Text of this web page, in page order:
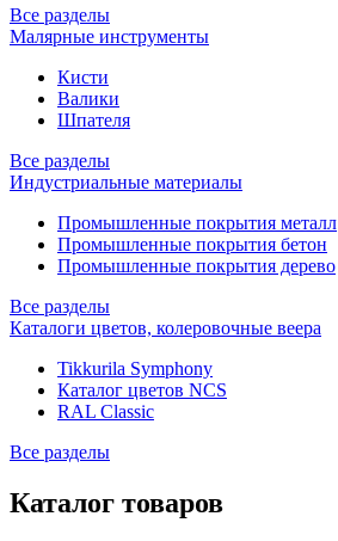
Все разделы
Малярные инструменты
Кисти
Валики
Шпателя
Все разделы
Индустриальные материалы
Промышленные покрытия металл
Промышленные покрытия бетон
Промышленные покрытия дерево
Все разделы
Каталоги цветов, колеровочные веера
Tikkurila Symphony
Каталог цветов NCS
RAL Classic
Все разделы
Каталог товаров